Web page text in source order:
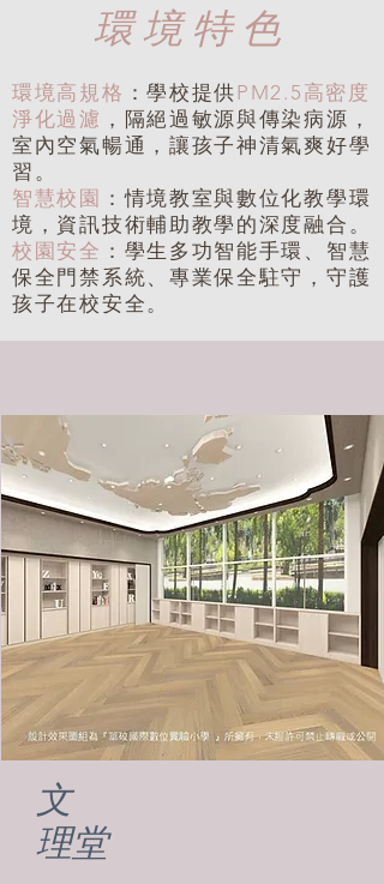
​環境特色
環境高規格 ：學校提供PM2.5高密度
淨化過濾 ，隔絕過敏源與傳染病源，
室內空氣暢通，讓孩子神清氣爽好學
習。
智慧校園 ：情境教室與數位化教學環
境，資訊技術輔助教學的深度融合。
校園安全 ：學生多功智能手環、智慧
保全門禁系統、專業保全駐守，守護
孩子在校安全。
文
​理堂